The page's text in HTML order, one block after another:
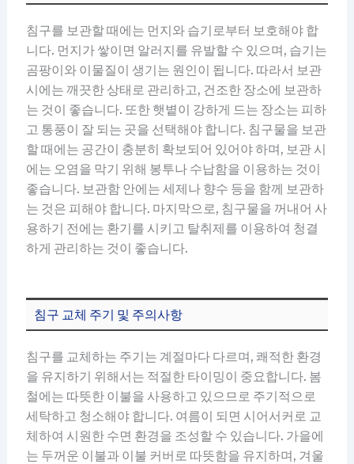
침구를 보관할 때에는 먼지와 습기로부터 보호해야 합
니다. 먼지가 쌓이면 알러지를 유발할 수 있으며, 습기는
곰팡이와 이물질이 생기는 원인이 됩니다. 따라서 보관
시에는 깨끗한 상태로 관리하고, 건조한 장소에 보관하
는 것이 좋습니다. 또한 햇볕이 강하게 드는 장소는 피하
고 통풍이 잘 되는 곳을 선택해야 합니다. 침구물을 보관
할 때에는 공간이 충분히 확보되어 있어야 하며, 보관 시
에는 오염을 막기 위해 봉투나 수납함을 이용하는 것이
좋습니다. 보관함 안에는 세제나 향수 등을 함께 보관하
는 것은 피해야 합니다. 마지막으로, 침구물을 꺼내어 사
용하기 전에는 환기를 시키고 탈취제를 이용하여 청결
하게 관리하는 것이 좋습니다.
침구 교체 주기 및 주의사항
침구를 교체하는 주기는 계절마다 다르며, 쾌적한 환경
을 유지하기 위해서는 적절한 타이밍이 중요합니다. 봄
철에는 따뜻한 이불을 사용하고 있으므로 주기적으로
세탁하고 청소해야 합니다. 여름이 되면 시어서커로 교
체하여 시원한 수면 환경을 조성할 수 있습니다. 가을에
는 두꺼운 이불과 이불 커버로 따뜻함을 유지하며, 겨울